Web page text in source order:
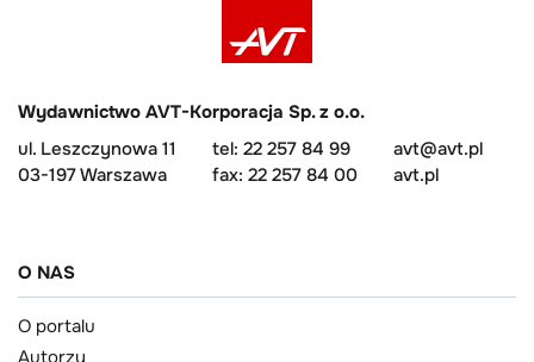
Wydawnictwo AVT-Korporacja Sp. z o.o.
ul. Leszczynowa 11
03-197 Warszawa
tel: 22 257 84 99
fax: 22 257 84 00
avt@avt.pl
avt.pl
O NAS
O portalu
Autorzy